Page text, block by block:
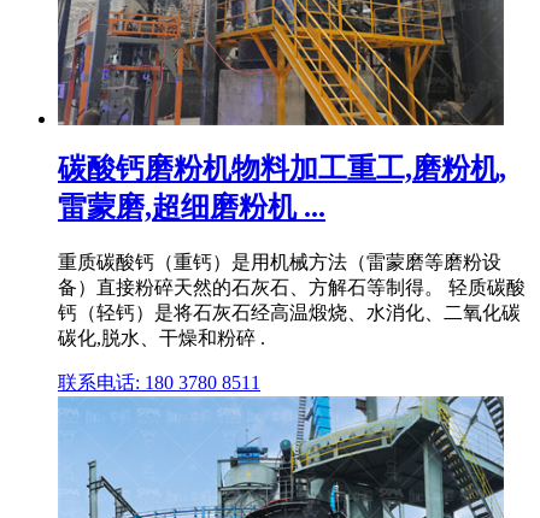
碳酸钙磨粉机物料加工重工,磨粉机,
雷蒙磨,超细磨粉机 ...
重质碳酸钙（重钙）是用机械方法（雷蒙磨等磨粉设
备）直接粉碎天然的石灰石、方解石等制得。 轻质碳酸
钙（轻钙）是将石灰石经高温煅烧、水消化、二氧化碳
碳化,脱水、干燥和粉碎 .
联系电话: 180 3780 8511